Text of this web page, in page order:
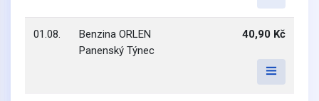
01.08.
Benzina ORLEN
Panenský Týnec
40,90 Kč